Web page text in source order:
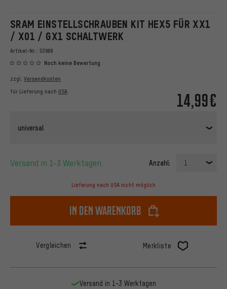
SRAM EINSTELLSCHRAUBEN KIT HEX5 FÜR XX1
/ X01 / GX1 SCHALTWERK
Artikel-Nr.: 53969
Noch keine Bewertung
14,99€
zzgl. Versandkosten
für Lieferung nach USA
universal
Versand in 1-3 Werktagen Anzahl: 1
Lieferung nach USA nicht möglich
In den Warenkorb
Vergleichen Merkliste
Versand in 1-3 Werktagen